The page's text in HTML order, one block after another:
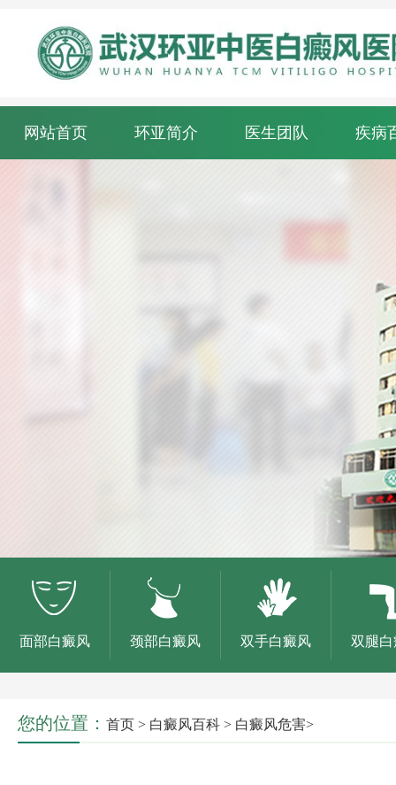
网站首页 环亚简介 医生团队 疾病
面部白癜风 颈部白癜风 双手白癜风 双腿
您的位置： 首页 > 白癜风百科 > 白癜风危害>